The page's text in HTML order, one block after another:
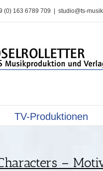
(0) 163 6789 709 studio@ts-
TV-Produktionen
–